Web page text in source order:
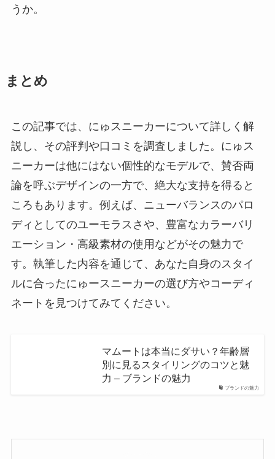
うか。
まとめ
この記事では、にゅスニーカーについて詳しく解
説し、その評判や口コミを調査しました。にゅス
ニーカーは他にはない個性的なモデルで、賛否両
論を呼ぶデザインの一方で、絶大な支持を得ると
ころもあります。例えば、ニューバランスのパロ
ディとしてのユーモラスさや、豊富なカラーバリ
エーション・高級素材の使用などがその魅力で
す。執筆した内容を通じて、あなた自身のスタイ
ルに合ったにゅースニーカーの選び方やコーディ
ネートを見つけてみてください。
ブランドの魅力
マムートは本当にダサい？年齢層
別に見るスタイリングのコツと魅
力 – ブランドの魅力